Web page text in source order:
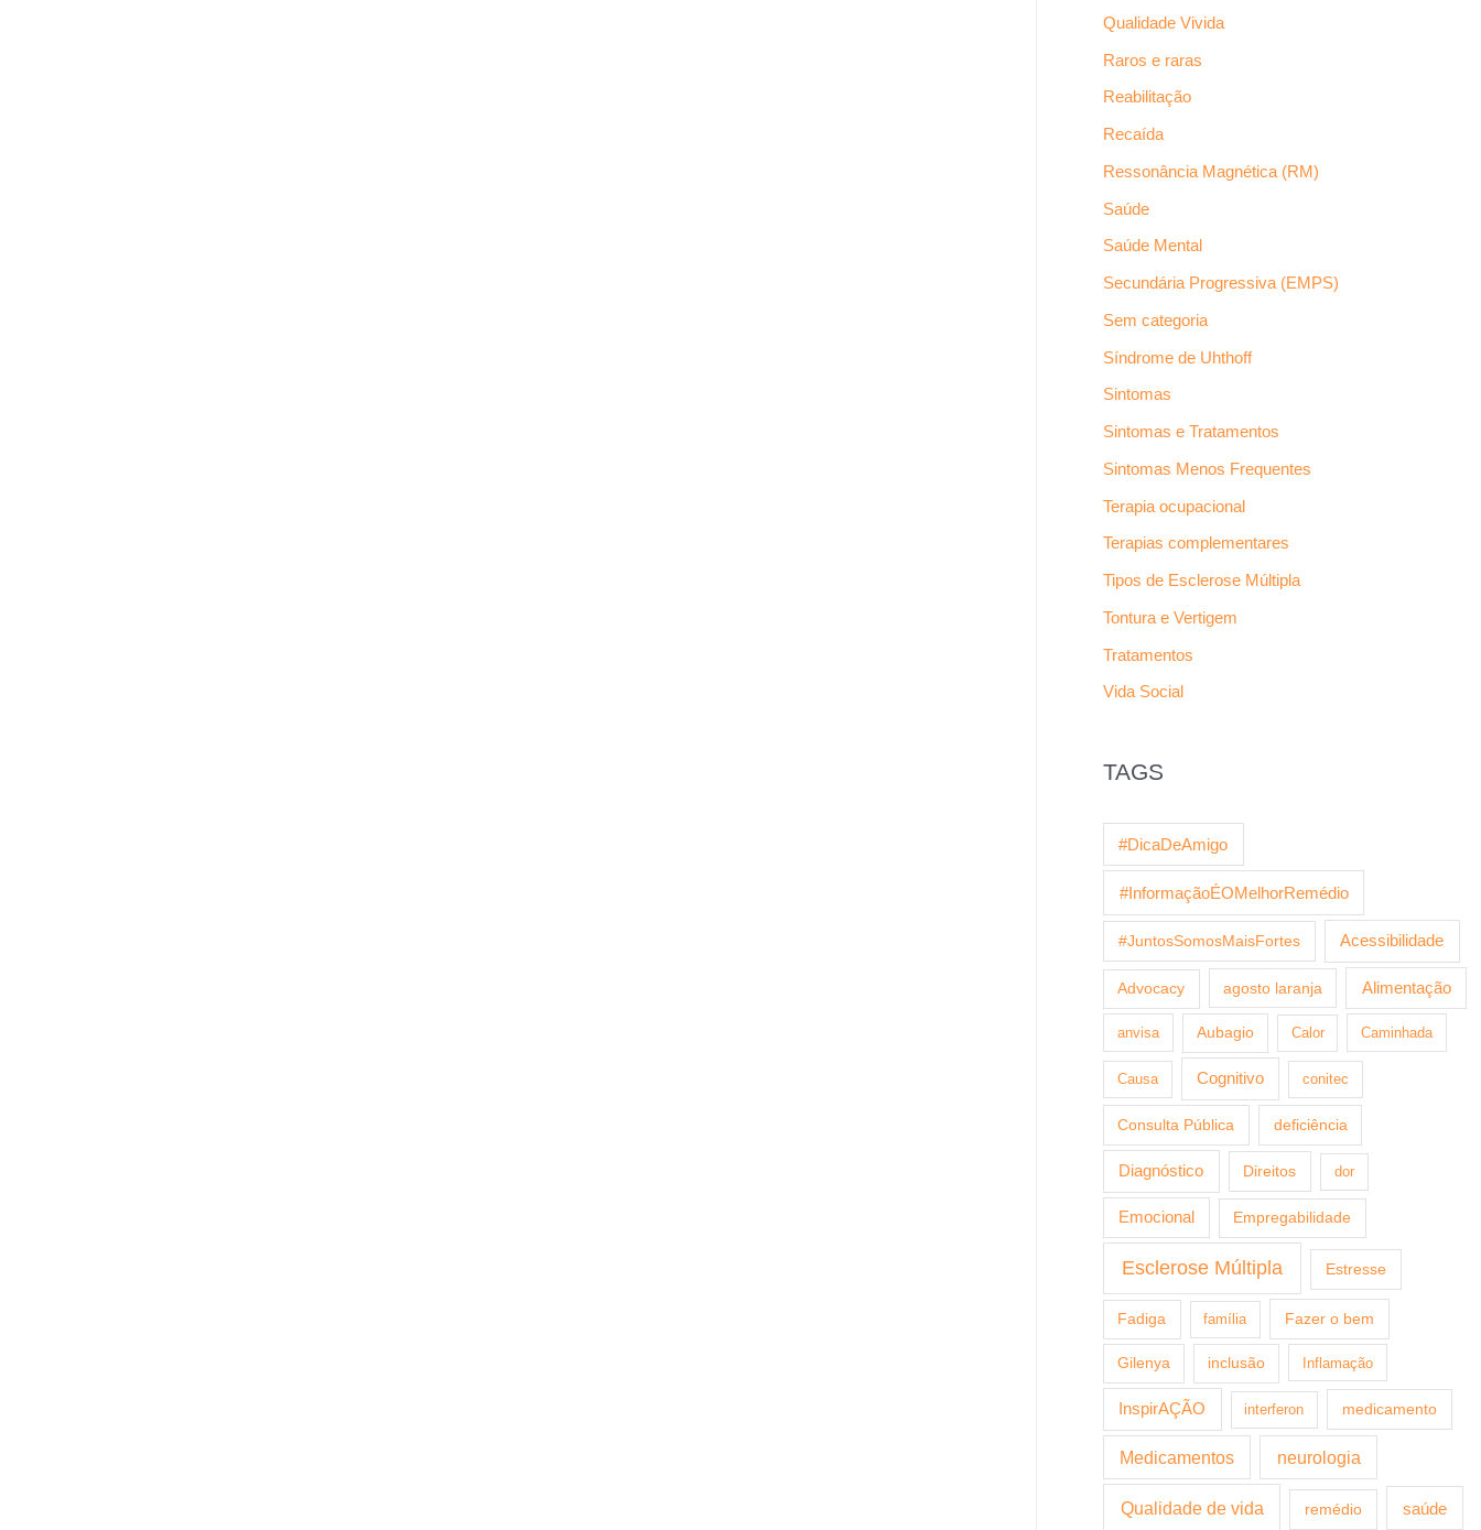
Qualidade Vivida
Raros e raras
Reabilitação
Recaída
Ressonância Magnética (RM)
Saúde
Saúde Mental
Secundária Progressiva (EMPS)
Sem categoria
Síndrome de Uhthoff
Sintomas
Sintomas e Tratamentos
Sintomas Menos Frequentes
Terapia ocupacional
Terapias complementares
Tipos de Esclerose Múltipla
Tontura e Vertigem
Tratamentos
Vida Social
TAGS
#DicaDeAmigo
#InformaçãoÉOMelhorRemédio
#JuntosSomosMaisFortes Acessibilidade
Advocacy agosto laranja Alimentação
anvisa Aubagio Calor Caminhada
Causa Cognitivo conitec
Consulta Pública deficiência
Diagnóstico Direitos dor
Emocional Empregabilidade
Esclerose Múltipla Estresse
Fadiga família Fazer o bem
Gilenya inclusão Inflamação
InspirAÇÃO interferon medicamento
Medicamentos neurologia
Qualidade de vida remédio saúde